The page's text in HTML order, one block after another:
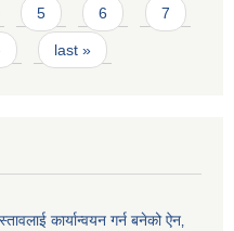
5 6 7
last »
कार्यान्वयन गर्न बनेको ऐन‚